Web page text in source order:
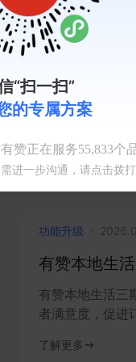
“扫一扫”
的专属方案
有赞正在服务55,833个
进一步沟通，请点击拨打
本地生活储
新增储值卡场
资源利用，帮助
了解更多
#本地零售 #全渠
#营销转化 #数据
功能升级 ·
有赞本地生
有赞本地生活三
者满意度，促进
了解更多